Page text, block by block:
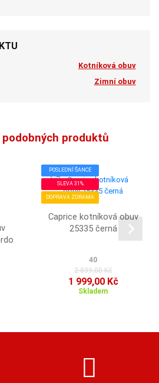
Kotníková obuv
Zimní obuv
produktů
POSLEDNÍ ŠANCE
SLEVA 31%
DOPRAVA ZDRAMA
Caprice kotníková obuv
25335 černá
40
2 899,00 Kč
1 999,00 Kč
Skladem